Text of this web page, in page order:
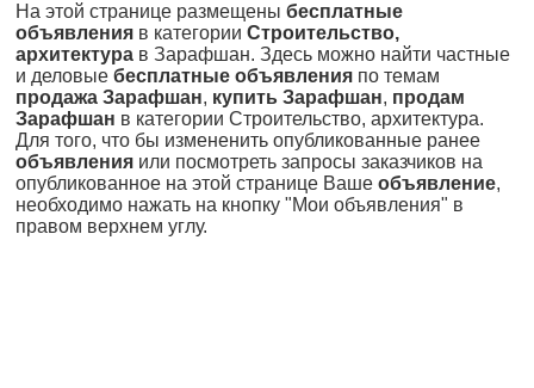
На этой странице размещены бесплатные
объявления в категории Строительство,
архитектура в Зарафшан. Здесь можно найти частные
и деловые бесплатные объявления по темам
продажа Зарафшан, купить Зарафшан, продам
Зарафшан в категории Строительство, архитектура.
Для того, что бы измененить опубликованные ранее
объявления или посмотреть запросы заказчиков на
опубликованное на этой странице Ваше объявление,
необходимо нажать на кнопку "Мои объявления" в
правом верхнем углу.